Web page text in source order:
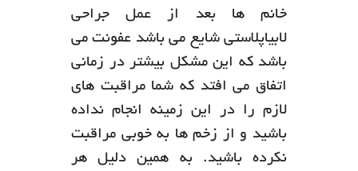
خانم ها بعد از عمل جراحی
لابیاپلاستی شایع می باشد عفونت می
باشد که این مشکل بیشتر در زمانی
اتفاق می افتد که شما مراقبت های
لازم را در این زمینه انجام نداده
باشید و از زخم ها به خوبی مراقبت
نکرده باشید. به همین دلیل هر